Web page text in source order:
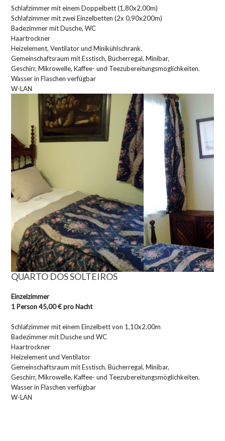
Schlafzimmer mit einem Doppelbett (1,80x2,00m)
Schlafzimmer mit zwei Einzelbetten (2x 0,90x200m)
Badezimmer mit Dusche, WC
Haartrockner
Heizelement, Ventilator und Minikühlschrank.
Gemeinschaftsraum mit Esstisch, Bücherregal, Minibar,
Geschirr, Mikrowelle, Kaffee- und Teezubereitungsmöglichkeiten.
Wasser in Flaschen verfügbar
W-LAN
QUARTO DOS SOLTEIROS
Einzelzimmer
1 Person 45,00 € pro Nacht
Schlafzimmer mit einem Einzelbett von 1,10x2,00m
Badezimmer mit Dusche und WC
Haartrockner
Heizelement und Ventilator
Gemeinschaftsraum mit Esstisch, Bücherregal, Minibar,
Geschirr, Mikrowelle, Kaffee- und Teezubereitungsmöglichkeiten.
Wasser in Flaschen verfügbar
W-LAN